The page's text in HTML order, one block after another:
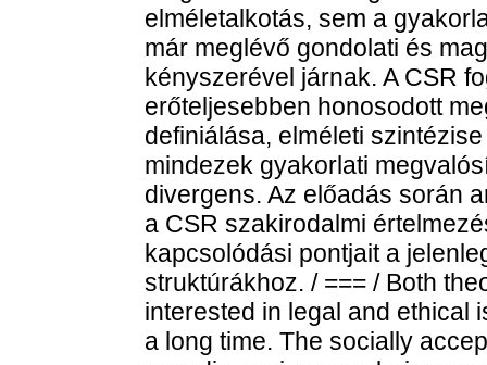
elméletalkotás, sem a
már meglévő gondolati és
kényszerével járnak. A CSR
erőteljesebben honosodott
definiálása, elméleti
mindezek gyakorlati
divergens. Az előadás során
a CSR szakirodalmi
kapcsolódási pontjait a
struktúrákhoz. / === / Both
interested in legal and ethical
a long time. The socially